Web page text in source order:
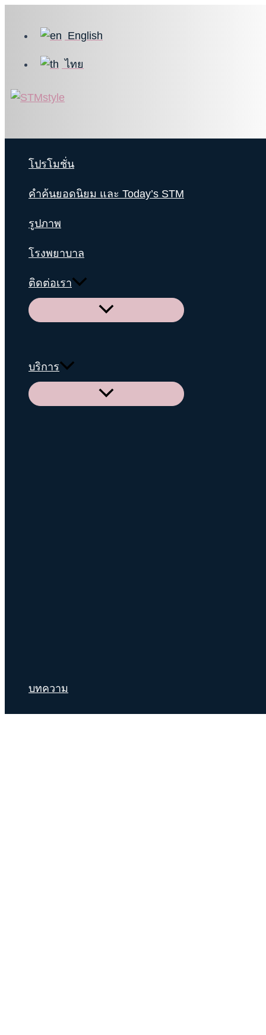
English
ไทย
โปรโมชั่น
คำค้นยอดนิยม และ Today’s STM
รูปภาพ
โรงพยาบาล
ติดต่อเรา
Menu
บริการ
Menu
บทความ